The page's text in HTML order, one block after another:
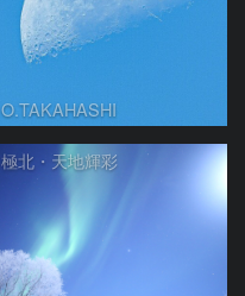
O.TAKAHASHI
極北・天地輝彩